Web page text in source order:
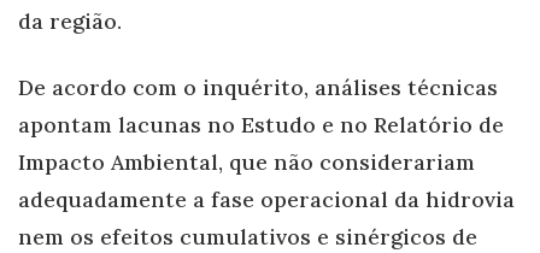
da região.
De acordo com o inquérito, análises técnicas
apontam lacunas no Estudo e no Relatório de
Impacto Ambiental, que não considerariam
adequadamente a fase operacional da hidrovia
nem os efeitos cumulativos e sinérgicos de